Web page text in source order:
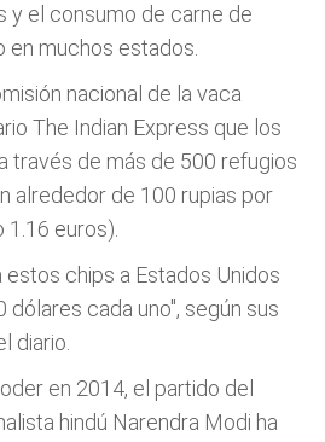
y el consumo de carne de
en muchos estados.
nacional de la vaca
The Indian Express que los
través de más de 500 refugios
alrededor de 100 rupias por
1.16 euros).
chips a Estados Unidos
dólares cada uno", según sus
diario.
en 2014, el partido del
hindú Narendra Modi ha